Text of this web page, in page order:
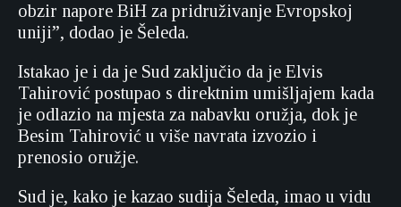
obzir napore BiH za pridruživanje Evropskoj
uniji”, dodao je Šeleda.
Istakao je i da je Sud zaključio da je Elvis
Tahirović postupao s direktnim umišljajem kada
je odlazio na mjesta za nabavku oružja, dok je
Besim Tahirović u više navrata izvozio i
prenosio oružje.
Sud je, kako je kazao sudija Šeleda, imao u vidu